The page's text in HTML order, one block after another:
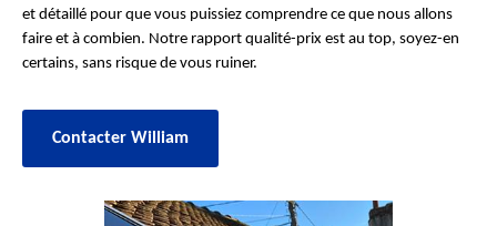
et détaillé pour que vous puissiez comprendre ce que nous allons
faire et à combien. Notre rapport qualité-prix est au top, soyez-en
certains, sans risque de vous ruiner.
Contacter William